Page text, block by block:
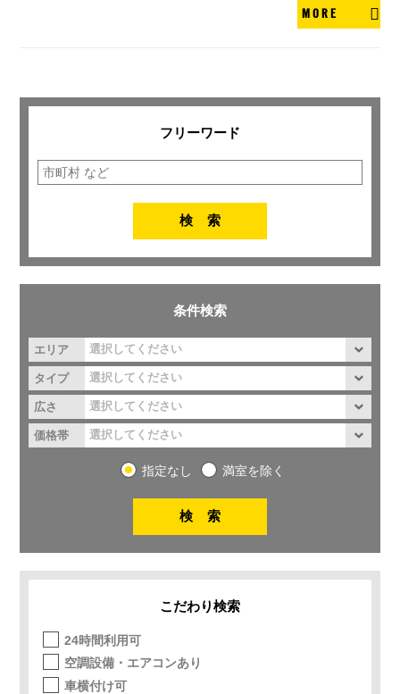
MORE
フリーワード
条件検索
エリア
タイプ
広さ
価格帯
指定なし 満室を除く
こだわり検索
24時間利用可
空調設備・エアコンあり
車横付け可